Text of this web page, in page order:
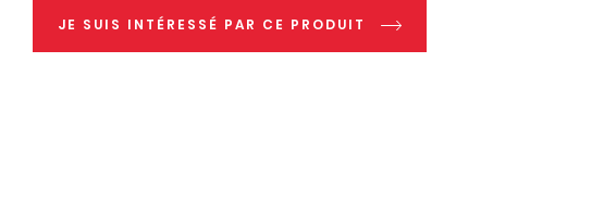
JE SUIS INTÉRESSÉ PAR CE PRODUIT